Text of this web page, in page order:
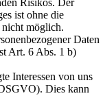
Risikos. Der
ist ohne die
nicht möglich.
Daten
Art. 6 Abs. 1 b)
Interessen von uns
Dies kann